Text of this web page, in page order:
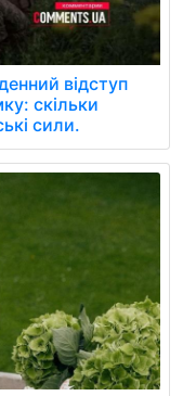
відступ
скільки
сили.